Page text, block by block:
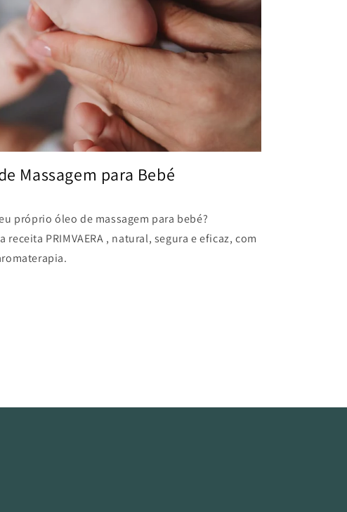
Massagem para Bebé
próprio óleo de massagem para bebé?
PRIMVAERA , natural, segura e eficaz, com